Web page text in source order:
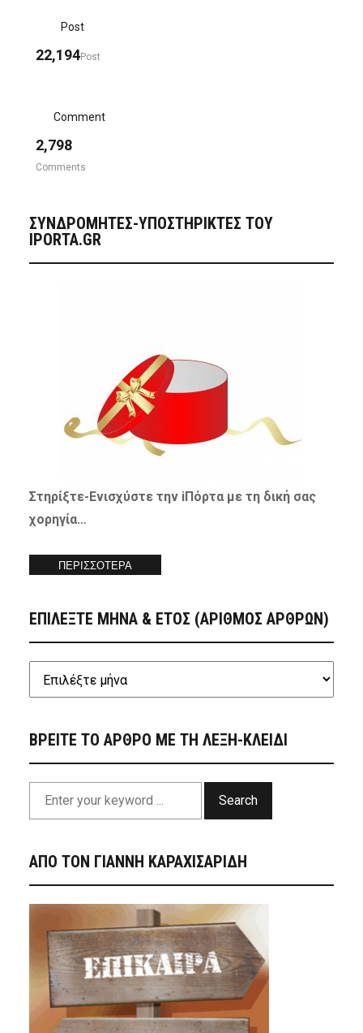
Post
22,194Post
Comment
2,798
Comments
ΣΥΝΔΡΟΜΗΤΈΣ-ΥΠΟΣΤΗΡΙΚΤΈΣ ΤΟΥ
IPORTA.GR
Στηρίξτε- Ενισχύστετην iΠόρτα με τη δική σας
χορηγία…
ΠΕΡΙΣΣΟΤΕΡΑ
ΕΠΙΛΕΞΤΕ ΜΗΝΑ & ΕΤΟΣ (ΑΡΙΘΜΟΣ ΑΡΘΡΩΝ)
ΒΡΕΙΤΕ ΤΟ ΑΡΘΡΟ ΜΕ ΤΗ ΛΕΞΗ-ΚΛΕΙΔΙ
Search
ΑΠΟ ΤΟΝ ΓΙΑΝΝΗ ΚΑΡΑΧΙΣΑΡΙΔΗ